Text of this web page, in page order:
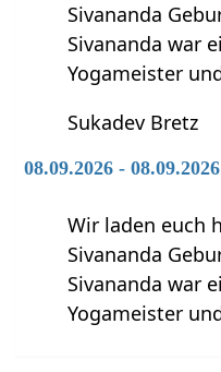
Sivananda
Sivananda war
Yogameister
Sukadev Bretz
08.09.2026 -
Wir laden euch
Sivananda
Sivananda war
Yogameister